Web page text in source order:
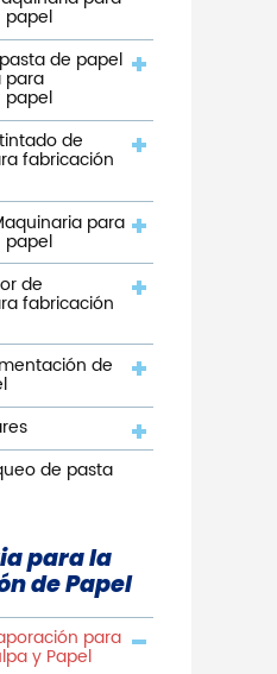
papel
de papel
para
papel
de
fabricación
para
papel
de
fabricación
de
de pasta
para la
de Papel
para
y Papel